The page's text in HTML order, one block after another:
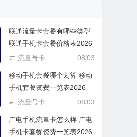
联通流量卡套餐有哪些类型
联通手机卡套餐价格表2026
08/03
流量号卡
移动手机套餐哪个划算 移动
手机套餐资费一览表2026
08/03
流量号卡
广电手机流量卡怎么样 广电
手机卡套餐资费一览表2026